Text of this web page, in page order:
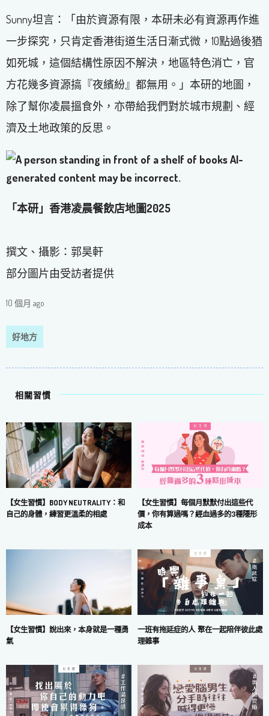
Sunny坦言：「由於資源有限，本研未必有資源再作進
一步探究，只肯定香港街道生活日漸式微，10點過後猶
如死城，這個結構性原因不解決，地區特色消亡，官
方花幾多資源搞『夜繽紛』都無用。」本研的地圖，
除了幫你凌晨搵食外，亦帶給我們對於城市規劃、經
濟及土地政策的反思。
「本研」香港凌晨餐飲店地圖2025
撰文、攝影：郭昊軒
部分圖片由受訪者提供
10 個月 ago
好地方
相關習慣
【女生習慣】BODY NEUTRALITY：和
自己的身體，練習更溫柔的相處
【女生習慣】每個月默默付出這些代
價，你有算過嗎？經血過多的3種隱形
成本
【女生習慣】說出來，本身就是一種勇
氣
一班有拖延症的人 聚在一起陪伴彼此處
理雜事